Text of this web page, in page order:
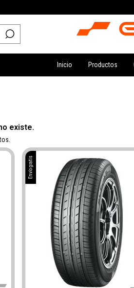
Inicio Productos
existe.
Envío gratis